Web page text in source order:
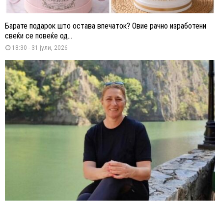
Барате подарок што остава впечаток? Овие рачно изработени
свеќи се повеќе од...
18:30 - 31 јули, 2026